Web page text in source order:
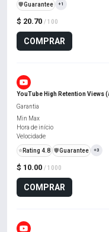
$ 20.70 / 100
COMPRAR
️🛡️Guarantee +1
YouTube High Retention Views
$ 10.00 / 1000
COMPRAR
Garantia
Min Max
Hora de início
Velocidade
⭐ Rating 4.8 ️🛡️Guarantee +3